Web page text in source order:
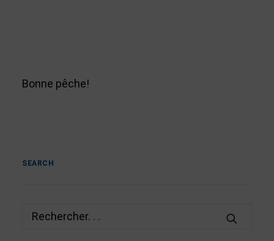
Bonne pêche!
SEARCH